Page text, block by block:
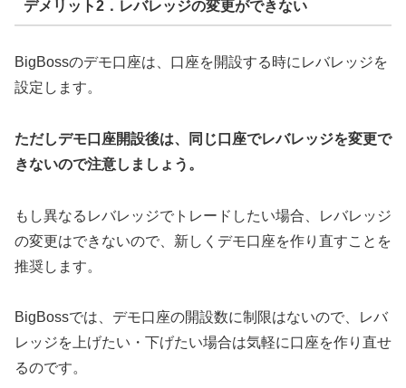
デメリット2．レバレッジの変更ができない
BigBossのデモ口座は、口座を開設する時にレバレッジを
設定します。
ただしデモ口座開設後は、同じ口座でレバレッジを変更で
きないので注意しましょう。
もし異なるレバレッジでトレードしたい場合、レバレッジ
の変更はできないので、新しくデモ口座を作り直すことを
推奨します。
BigBossでは、デモ口座の開設数に制限はないので、レバ
レッジを上げたい・下げたい場合は気軽に口座を作り直せ
るのです。